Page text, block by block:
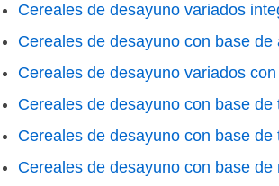
Cereales de desayuno variados
Cereales de desayuno con base
Cereales de desayuno variados con
Cereales de desayuno con base de
Cereales de desayuno con base de
Cereales de desayuno con base